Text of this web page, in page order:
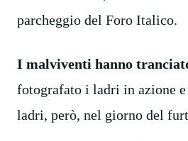
parcheggio del Foro Italico.
I malviventi hanno
fotografato i ladri in azione
ladri, però, nel giorno del